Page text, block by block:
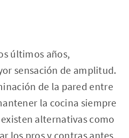
últimos años,
sensación de amplitud.
de la pared entre
la cocina siempre
alternativas como
los pros y contras antes